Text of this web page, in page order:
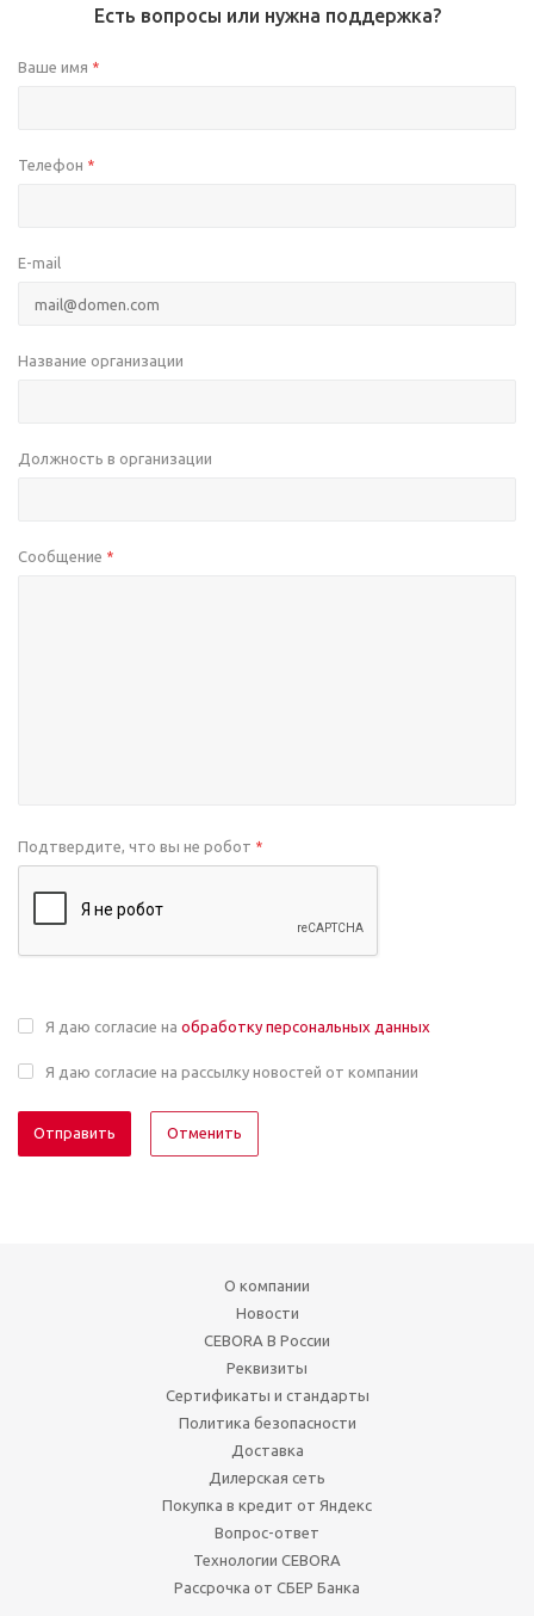
Есть вопросы или нужна поддержка?
Ваше имя *
Телефон *
E-mail
Название организации
Должность в организации
Сообщение *
Подтвердите, что вы не робот *
Я даю согласие на обработку персональных данных
Я даю согласие на рассылку новостей от компании
Отменить
О компании
Новости
CEBORA В России
Реквизиты
Сертификаты и стандарты
Политика безопасности
Доставка
Дилерская сеть
Покупка в кредит от Яндекс
Вопрос-ответ
Технологии CEBORA
Рассрочка от СБЕР Банка